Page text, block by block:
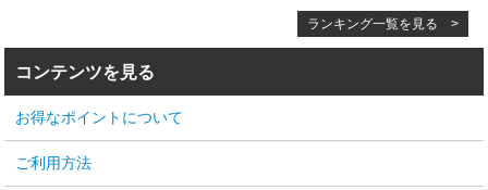
ランキング一覧を見る >
コンテンツを見る
お得なポイントについて
ご利用方法